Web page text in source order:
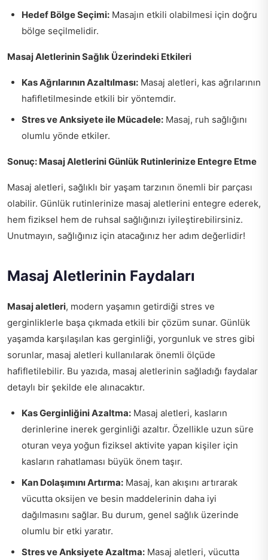
Hedef Bölge Seçimi: Masajın etkili olabilmesi için doğru
bölge seçilmelidir.
Masaj Aletlerinin Sağlık Üzerindeki Etkileri
Kas Ağrılarının Azaltılması: Masaj aletleri, kas ağrılarının
hafifletilmesinde etkili bir yöntemdir.
Stres ve Anksiyete ile Mücadele: Masaj, ruh sağlığını
olumlu yönde etkiler.
Sonuç: Masaj Aletlerini Günlük Rutinlerinize Entegre Etme
Masaj aletleri, sağlıklı bir yaşam tarzının önemli bir parçası
olabilir. Günlük rutinlerinize masaj aletlerini entegre ederek,
hem fiziksel hem de ruhsal sağlığınızı iyileştirebilirsiniz.
Unutmayın, sağlığınız için atacağınız her adım değerlidir!
Masaj Aletlerinin Faydaları
Masaj aletleri, modern yaşamın getirdiği stres ve
gerginliklerle başa çıkmada etkili bir çözüm sunar. Günlük
yaşamda karşılaşılan kas gerginliği, yorgunluk ve stres gibi
sorunlar, masaj aletleri kullanılarak önemli ölçüde
hafifletilebilir. Bu yazıda, masaj aletlerinin sağladığı faydalar
detaylı bir şekilde ele alınacaktır.
Kas Gerginliğini Azaltma: Masaj aletleri, kasların
derinlerine inerek gerginliği azaltır. Özellikle uzun süre
oturan veya yoğun fiziksel aktivite yapan kişiler için
kasların rahatlaması büyük önem taşır.
Kan Dolaşımını Artırma: Masaj, kan akışını artırarak
vücutta oksijen ve besin maddelerinin daha iyi
dağılmasını sağlar. Bu durum, genel sağlık üzerinde
olumlu bir etki yaratır.
Stres ve Anksiyete Azaltma: Masaj aletleri, vücutta